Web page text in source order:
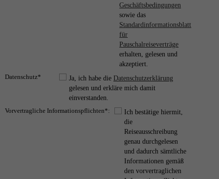
Geschäftsbedingungen
sowie das
Standardinformationsblatt
für
Pauschalreiseverträge
erhalten, gelesen und
akzeptiert.
Datenschutz*
Ja, ich habe die Datenschutzerklärung
gelesen und erkläre mich damit
einverstanden.
Vorvertragliche Informationspflichten*:
Ich bestätige hiermit,
die
Reiseausschreibung
genau durchgelesen
und dadurch sämtliche
Informationen gemäß
den vorvertraglichen